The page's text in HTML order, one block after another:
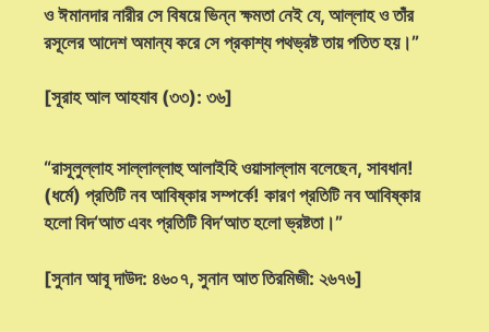
ও ঈমানদার নারীর সে বিষয়ে ভিন্ন ক্ষমতা নেই যে, আল্লাহ ও তাঁর
রসূলের আদেশ অমান্য করে সে প্রকাশ্য পথভ্রষ্ট তায় পতিত হয়।”
[সূরাহ আল আহযাব (৩৩): ৩৬]
“রাসূলুল্লাহ সাল্লাল্লাহু আলাইহি ওয়াসাল্লাম বলেছেন, সাবধান!
(ধর্মে) প্রতিটি নব আবিষ্কার সম্পর্কে! কারণ প্রতিটি নব আবিষ্কার
হলো বিদ‘আত এবং প্রতিটি বিদ‘আত হলো ভ্রষ্টতা।”
[সুনান আবূ দাউদ: ৪৬০৭, সুনান আত তিরমিজী: ২৬৭৬]